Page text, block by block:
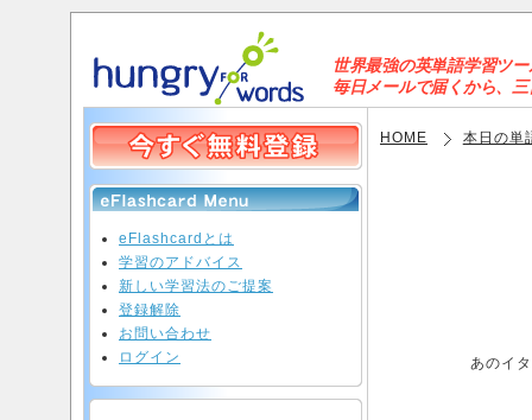
世界最強の英単語学習ツ
毎日メールで届くから、
HOME 本日の単
あのイ
eFlashcardとは
学習のアドバイス
新しい学習法のご提案
登録解除
お問い合わせ
ログイン